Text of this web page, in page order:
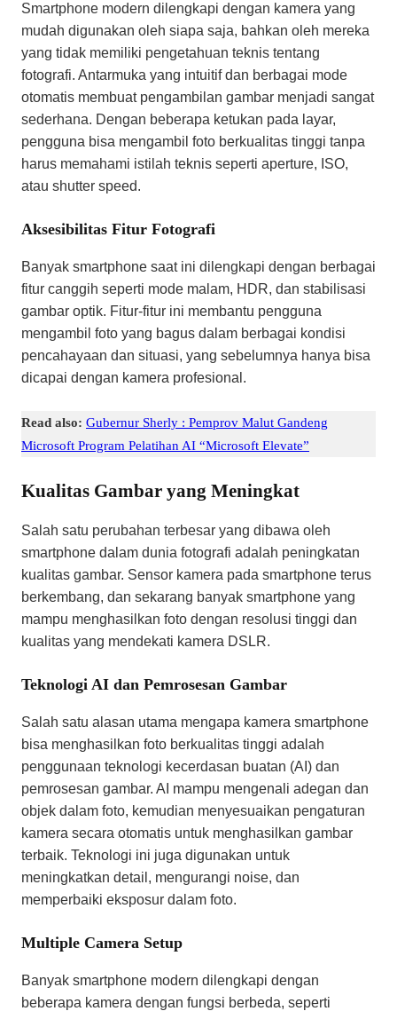
Smartphone modern dilengkapi dengan kamera yang
mudah digunakan oleh siapa saja, bahkan oleh mereka
yang tidak memiliki pengetahuan teknis tentang
fotografi. Antarmuka yang intuitif dan berbagai mode
otomatis membuat pengambilan gambar menjadi sangat
sederhana. Dengan beberapa ketukan pada layar,
pengguna bisa mengambil foto berkualitas tinggi tanpa
harus memahami istilah teknis seperti aperture, ISO,
atau shutter speed.
Aksesibilitas Fitur Fotografi
Banyak smartphone saat ini dilengkapi dengan berbagai
fitur canggih seperti mode malam, HDR, dan stabilisasi
gambar optik. Fitur-fitur ini membantu pengguna
mengambil foto yang bagus dalam berbagai kondisi
pencahayaan dan situasi, yang sebelumnya hanya bisa
dicapai dengan kamera profesional.
Read also: Gubernur Sherly : Pemprov Malut Gandeng
Microsoft Program Pelatihan AI “Microsoft Elevate”
Kualitas Gambar yang Meningkat
Salah satu perubahan terbesar yang dibawa oleh
smartphone dalam dunia fotografi adalah peningkatan
kualitas gambar. Sensor kamera pada smartphone terus
berkembang, dan sekarang banyak smartphone yang
mampu menghasilkan foto dengan resolusi tinggi dan
kualitas yang mendekati kamera DSLR.
Teknologi AI dan Pemrosesan Gambar
Salah satu alasan utama mengapa kamera smartphone
bisa menghasilkan foto berkualitas tinggi adalah
penggunaan teknologi kecerdasan buatan (AI) dan
pemrosesan gambar. AI mampu mengenali adegan dan
objek dalam foto, kemudian menyesuaikan pengaturan
kamera secara otomatis untuk menghasilkan gambar
terbaik. Teknologi ini juga digunakan untuk
meningkatkan detail, mengurangi noise, dan
memperbaiki eksposur dalam foto.
Multiple Camera Setup
Banyak smartphone modern dilengkapi dengan
beberapa kamera dengan fungsi berbeda, seperti